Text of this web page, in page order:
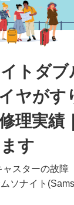
タイヤがすり減って動きが悪い｜サムソナイトスーツケース修理実績
トダブ
ヤがす
理実績
す
ャスターの故障
ソナイト